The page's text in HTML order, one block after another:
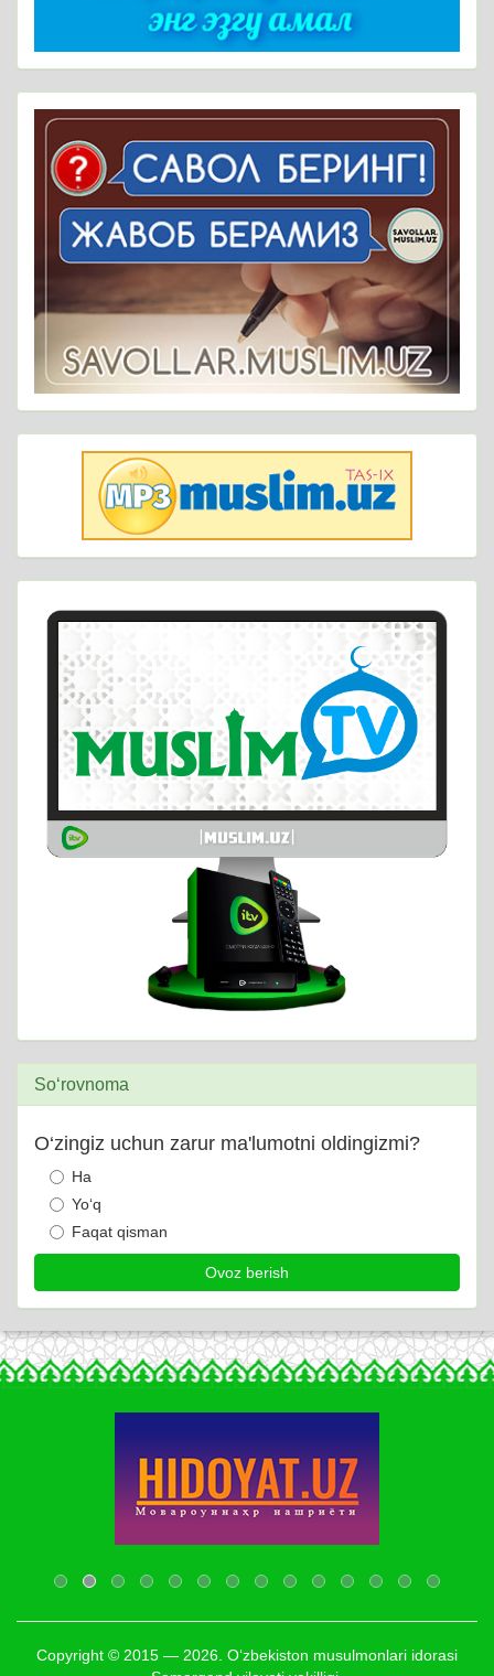
So‘rovnoma
O‘zingiz uchun zarur ma'lumotni oldingizmi?
Ha
Yo‘q
Faqat qisman
Copyright © 2015 — 2026. O‘zbekiston musulmonlari idorasi